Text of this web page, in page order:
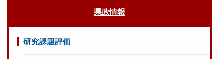
県政情報
研究課題評価